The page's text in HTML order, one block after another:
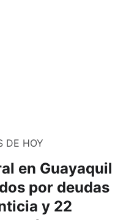
DE HOY
en Guayaquil
por deudas
y 22